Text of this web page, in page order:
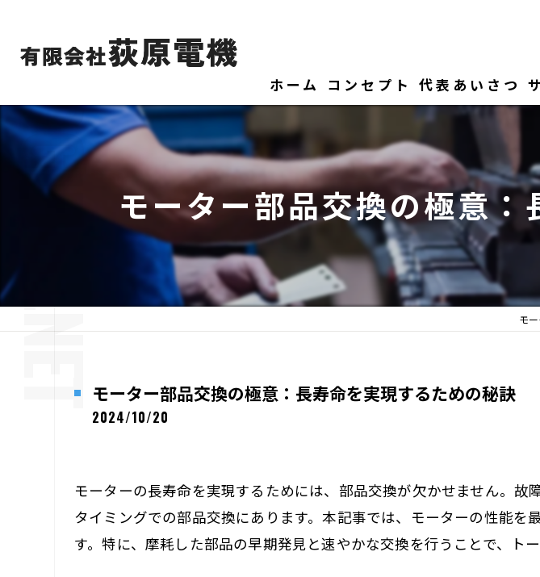
ホーム コンセプト 代表あいさつ
モーター部品交換の極意
モ
モーター部品交換の極意：長寿命を実現するための秘訣
2024/10/20
モーターの長寿命を実現するためには、部品交換が欠かせません。
タイミングでの部品交換にあります。本記事では、モーターの性能
す。特に、摩耗した部品の早期発見と速やかな交換を行うことで、ト